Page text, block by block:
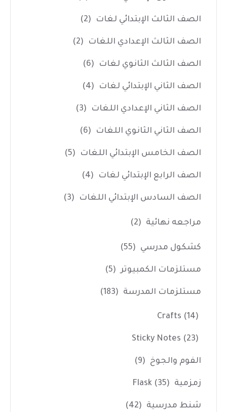
الصف الثالث الإبتدائي لغات (2)
الصف الثالث الإعدادي اللغات (2)
الصف الثالث الثانوي لغات (6)
الصف الثاني الإبتدائي لغات (4)
الصف الثاني الإعدادي اللغات (3)
الصف الثاني الثانوي اللغات (6)
الصف الخامس الإبتدائي اللغات (5)
الصف الرابع الإبتدائي لغات (4)
الصف السادس الإبتدائي اللغات (3)
مراجعه نهائية (2)
كشكول مدرسي (55)
مستلزمات الكمبيوتر (5)
مستلزمات المدرسة (183)
Crafts (14)
Sticky Notes (23)
الفوم والجوخ (9)
زمزمية Flask (35)
شنط مدرسية (42)